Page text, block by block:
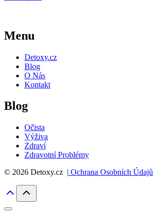
Menu
Detoxy.cz
Blog
O Nás
Kontakt
Blog
Očista
Výživa
Zdraví
Zdravotní Problémy
© 2026 Detoxy.cz | Ochrana Osobních Údajů